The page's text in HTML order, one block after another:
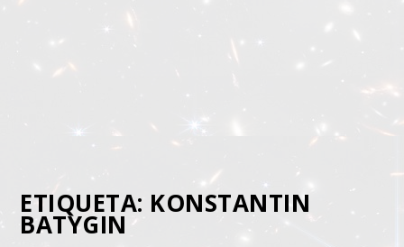
ETIQUETA: KONSTANTIN
BATYGIN